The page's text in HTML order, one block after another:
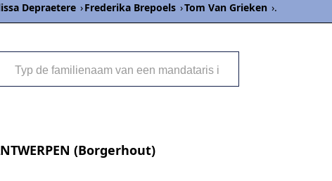
Depraetere ›Frederika Brepoels ›Tom Van Grieken ›...
(Borgerhout)